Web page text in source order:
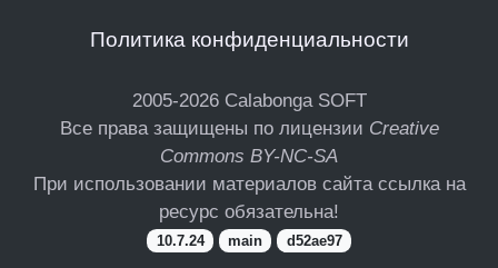
Политика конфиденциальности
2005-2026 Calabonga SOFT
Все права защищены по лицензии Creative
Commons BY-NC-SA
При использовании материалов сайта ссылка на
ресурс обязательна!
10.7.24 main d52ae97